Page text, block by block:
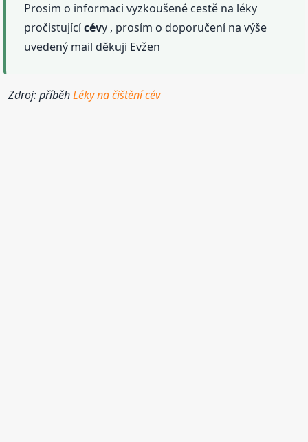
Prosim o informaci vyzkoušené cestě na léky
pročistujícícévy , prosím o doporučení na výše
uvedený mail děkuji Evžen
Zdroj: příběhLéky na čištění cév